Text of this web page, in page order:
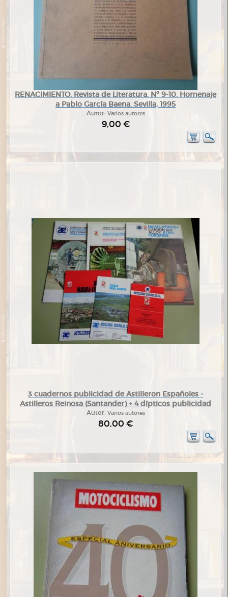
RENACIMIENTO. Revista de Literatura. Nº 9-10. Homenaje
a Pablo García Baena. Sevilla, 1995
Autor: Varios autores
9,00 €
3 cuadernos publicidad de Astilleron Españoles -
Astilleros Reinosa (Santander) + 4 dípticos publicidad
Autor: Varios autores
80,00 €